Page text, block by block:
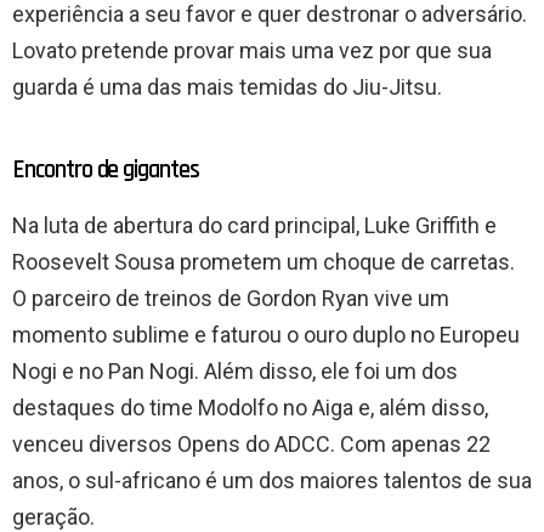
experiência a seu favor e quer destronar o adversário.
Lovato pretende provar mais uma vez por que sua
guarda é uma das mais temidas do Jiu-Jitsu.
Encontro de gigantes
Na luta de abertura do card principal, Luke Griffith e
Roosevelt Sousa prometem um choque de carretas.
O parceiro de treinos de Gordon Ryan vive um
momento sublime e faturou o ouro duplo no Europeu
Nogi e no Pan Nogi. Além disso, ele foi um dos
destaques do time Modolfo no Aiga e, além disso,
venceu diversos Opens do ADCC. Com apenas 22
anos, o sul-africano é um dos maiores talentos de sua
geração.